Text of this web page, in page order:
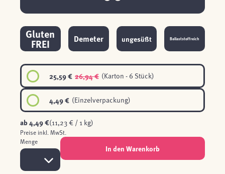
Gluten
FREI Demeter ungesüßt Ballaststoffreich
25,59 € 26,94 € (Karton - 6 Stück)
4,49 € (Einzelverpackung)
ab4,49 €(11,23 € / 1 kg)
Preise inkl. MwSt.
Menge
In den Warenkorb